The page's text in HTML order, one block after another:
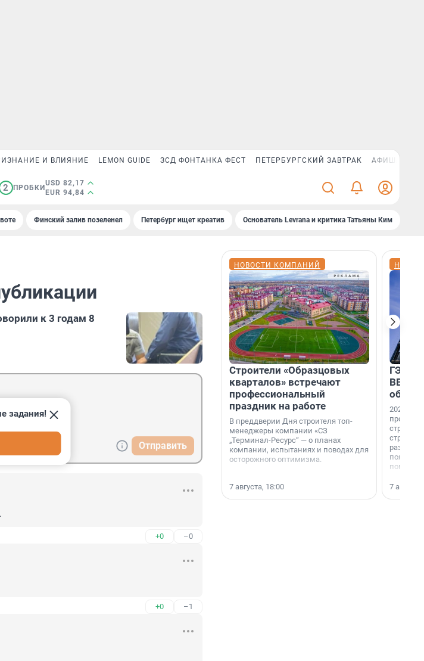
И ВЛИЯНИЕ LEMON GUIDE ЗСД ФОНТАНКА ФЕСТ ПЕТЕРБУРГСКИЙ ЗАВТРАК АФИША PLUS
2 ПРОБКИ
USD 82,17
EUR 94,84
Финский залив позеленел Петербург ищет креатив Основатель Levrana и критика Татьяны Ким
к 3 годам 8
Отправить
задания!
+0 –0
+0 –1
НОВОСТИ КОМПАНИЙ
Строители «Образцовых
кварталов» встречают
профессиональный
праздник на работе
В преддверии Дня строителя топ-
менеджеры компании «СЗ
„Терминал-Ресурс“ — о планах
компании, испытаниях и поводах для
осторожного оптимизма.
7 августа, 18:00
ГЭС,
ВВП: в
об
2026-й —
раз. В
7